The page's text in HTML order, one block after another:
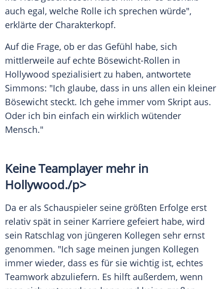
auch egal, welche Rolle ich sprechen würde",
erklärte der Charakterkopf.
Auf die Frage, ob er das Gefühl habe, sich
mittlerweile auf echte Bösewicht-Rollen in
Hollywood spezialisiert zu haben, antwortete
Simmons: "Ich glaube, dass in uns allen ein kleiner
Bösewicht steckt. Ich gehe immer vom Skript aus.
Oder ich bin einfach ein wirklich wütender
Mensch."
KeineTeamplayermehr in
Hollywood./p>
Da er als Schauspieler seine größten Erfolge erst
relativ spät in seiner Karriere gefeiert habe, wird
sein Ratschlag von jüngeren Kollegen sehr ernst
genommen. "Ich sage meinen jungen Kollegen
immer wieder, dass es für sie wichtig ist, echtes
Teamwork abzuliefern. Es hilft außerdem, wenn